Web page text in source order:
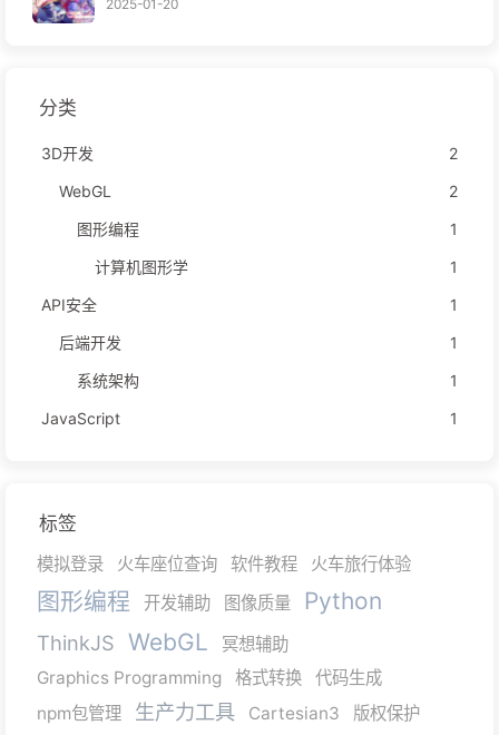
2025-01-20
分类
3D开发
2
WebGL
2
图形编程
1
计算机图形学
1
API安全
1
后端开发
1
系统架构
1
JavaScript
1
标签
模拟登录 火车座位查询 软件教程 火车旅行体验
图形编程 开发辅助 图像质量 Python
ThinkJS WebGL
冥想辅助
Graphics Programming
格式转换
代码生成
npm包管理
生产力工具 Cartesian3
版权保护